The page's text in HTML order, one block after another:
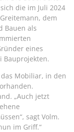
die im Juli 2024
dem
Bauen als
eines
Bauprojekten.
Mobiliar, in den
„Auch jetzt
sagt Volm.
im Griff.“